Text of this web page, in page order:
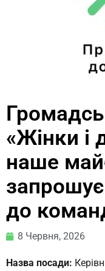
«Жінки і
наше
до
8 Червня, 2026
Назва посади: